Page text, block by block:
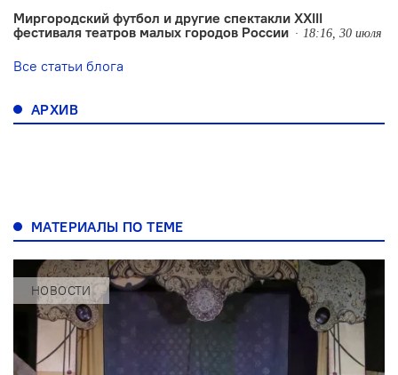
Миргородский футбол и другие спектакли XXIII
фестиваля театров малых городов России
18:16, 30 июля
Все статьи блога
АРХИВ
МАТЕРИАЛЫ ПО ТЕМЕ
НОВОСТИ